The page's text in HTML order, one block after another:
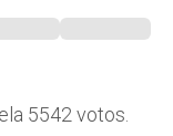
5542 votos.